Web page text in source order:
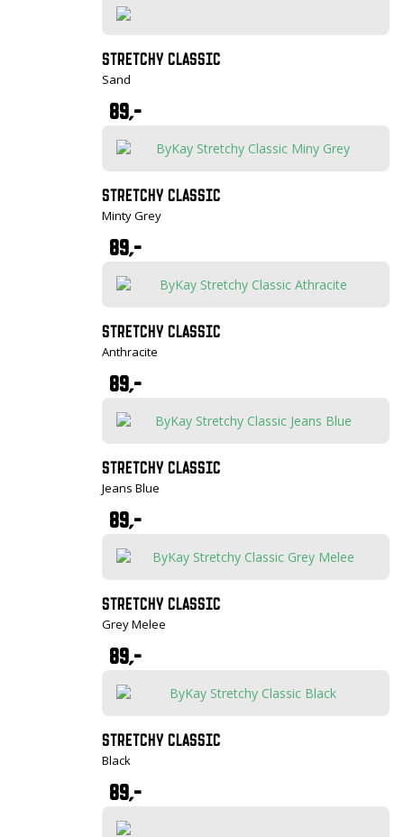
STRETCHY CLASSIC
Sand
89,-
STRETCHY CLASSIC
Minty Grey
89,-
STRETCHY CLASSIC
Anthracite
89,-
STRETCHY CLASSIC
Jeans Blue
89,-
STRETCHY CLASSIC
Grey Melee
89,-
STRETCHY CLASSIC
Black
89,-